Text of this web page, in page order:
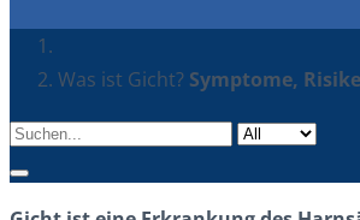
Was ist Gicht? Symptome,